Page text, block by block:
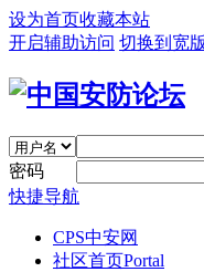
设为首页收藏本站
开启辅助访问 切换到宽版
密码
快捷导航
CPS中安网
社区首页Portal